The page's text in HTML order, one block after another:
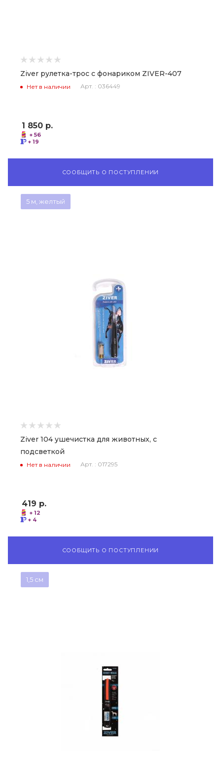
Ziver рулетка-трос с фонариком ZIVER-407
Нет в наличии Арт. : 036449
1 850 р.
+ 56
+ 19
СООБЩИТЬ О ПОСТУПЛЕНИИ
5 м, желтый
Ziver 104 ушечистка для животных, с
подсветкой
Нет в наличии Арт. : 017295
419 р.
+ 12
+ 4
СООБЩИТЬ О ПОСТУПЛЕНИИ
1,5 см